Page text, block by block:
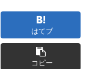
はてブ
コピー